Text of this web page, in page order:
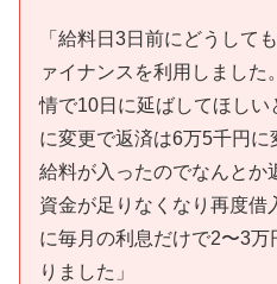
「給料日3日前にどうして
ァイナンスを利用しまし
情で10日に延ばしてほし
に変更で返済は6万5千円に
給料が入ったのでなんとか
資金が足りなくなり再度借
に毎月の利息だけで2〜3
りました」